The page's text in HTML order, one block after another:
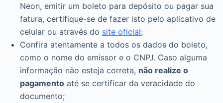
Neon, emitir um boleto para depósito ou pagar sua
fatura, certifique-se de fazer isto pelo aplicativo de
celular ou através do site oficial;
Confira atentamente a todos os dados do boleto,
como o nome do emissor e o CNPJ. Caso alguma
informação não esteja correta, não realize o
pagamento até se certificar da veracidade do
documento;